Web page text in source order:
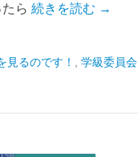
ら 続きを読む →
見るのです！ 学級委員会